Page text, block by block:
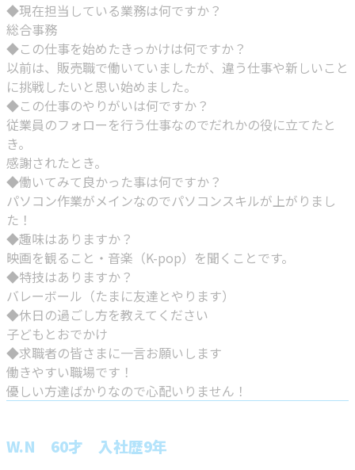
◆現在担当している業務は何ですか？
総合事務
◆この仕事を始めたきっかけは何ですか？
以前は、販売職で働いていましたが、違う仕事や新しいこと
に挑戦したいと思い始めました。
◆この仕事のやりがいは何ですか？
従業員のフォローを行う仕事なのでだれかの役に立てたと
き。
感謝されたとき。
◆働いてみて良かった事は何ですか？
パソコン作業がメインなのでパソコンスキルが上がりまし
た！
◆趣味はありますか？
映画を観ること・音楽（K-pop）を聞くことです。
◆特技はありますか？
バレーボール（たまに友達とやります）
◆休日の過ごし方を教えてください
子どもとおでかけ
◆求職者の皆さまに一言お願いします
働きやすい職場です！
優しい方達ばかりなので心配いりません！
W.N 60才 入社歴9年